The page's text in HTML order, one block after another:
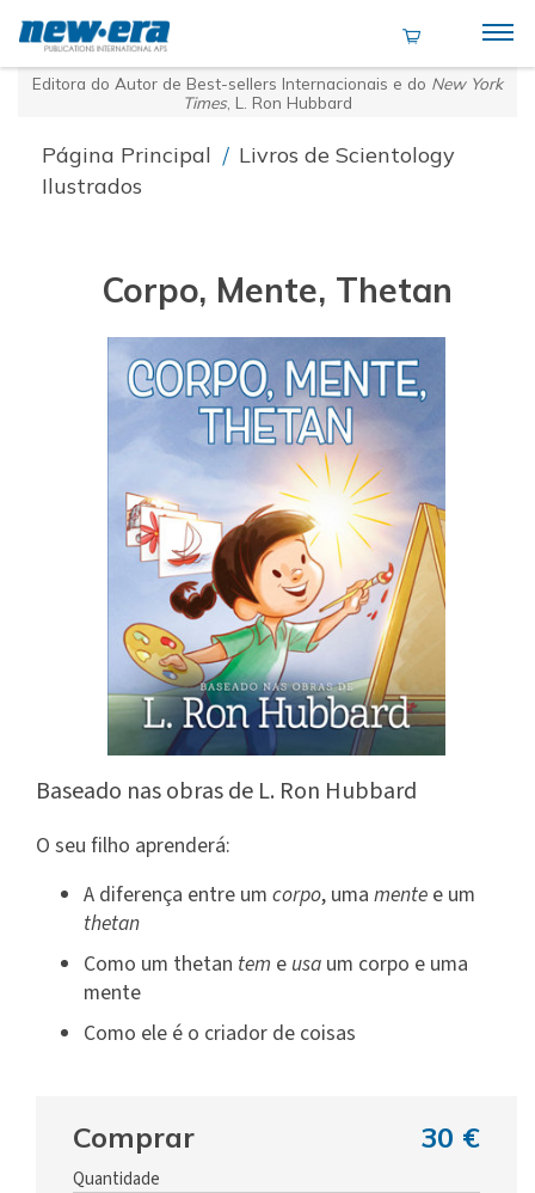
Editora do Autor de Best-sellers Internacionais e do New York
Times , L. Ron Hubbard
Página Principal / Livros de Scientology
Ilustrados
Corpo, Mente, Thetan
Baseado nas obras de L. Ron Hubbard
O seu filho aprenderá:
A diferença entre um corpo, uma mente e um
thetan
Como um thetan tem e usa um corpo e uma
mente
Como ele é o criador de coisas
Comprar 30 €
Quantidade